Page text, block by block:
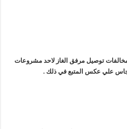
توصيل مرفق الغاز لاحد مشروعات
علي عكس المتبع في ذلك .